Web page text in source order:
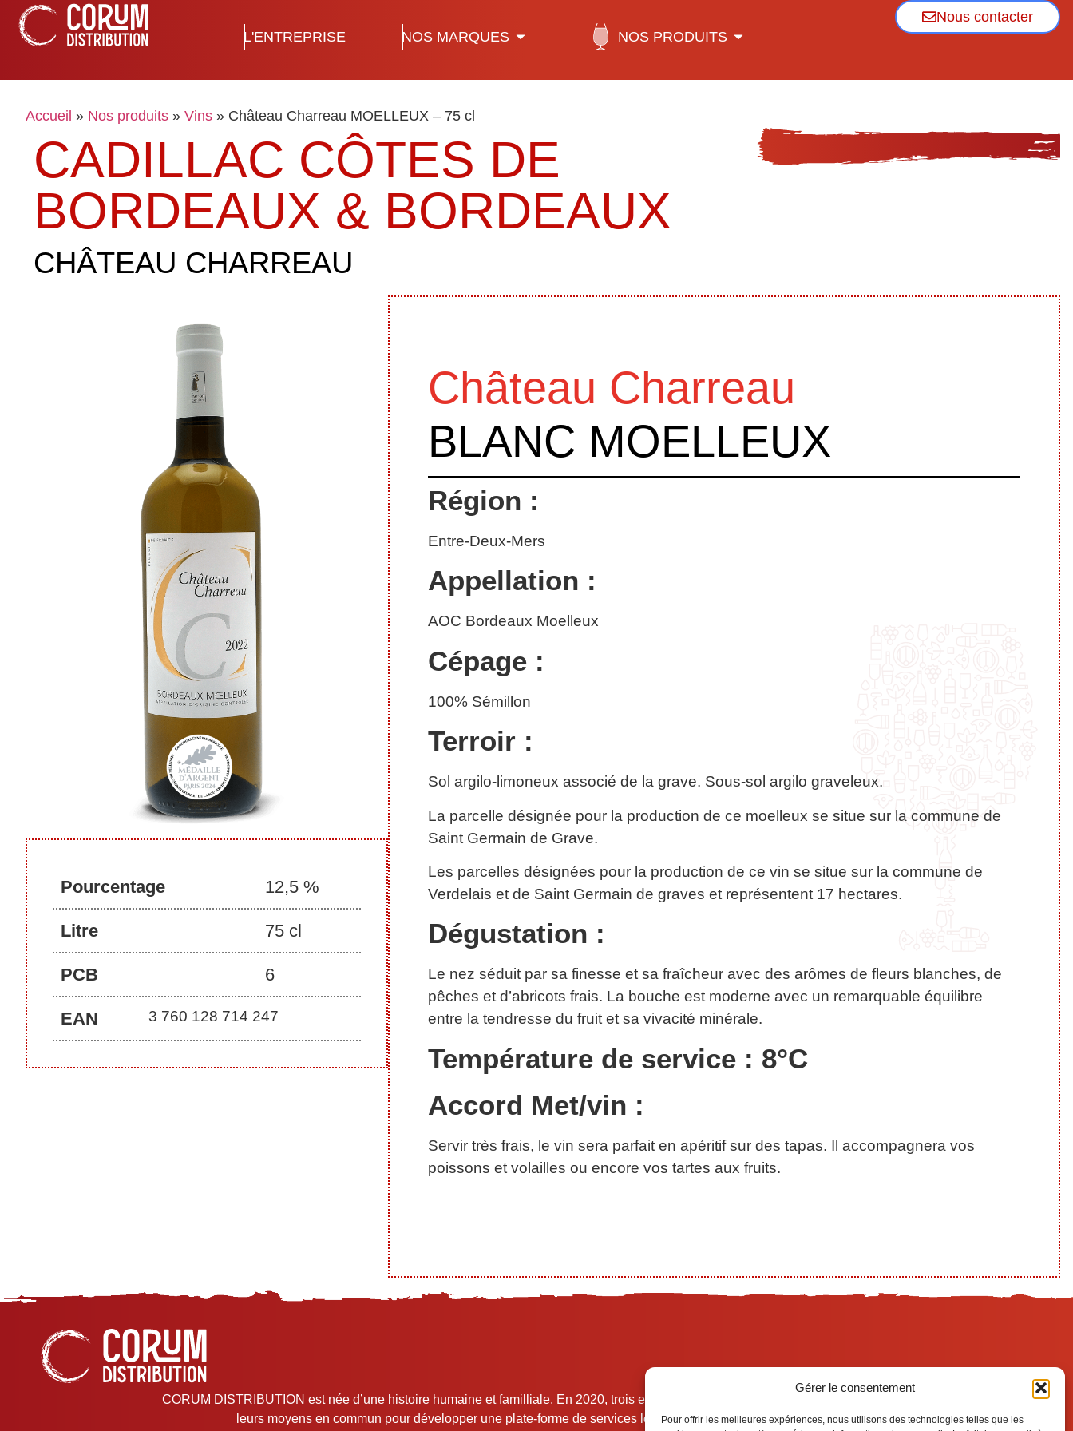
Gérer le consentement
Pour offrir les meilleures expériences, nous utilisons des technologies telles que les
L'ENTREPRISE NOS MARQUES NOS PRODUITS
Nous contacter
Accueil » Nos produits » Vins » Château Charreau MOELLEUX – 75 cl
CADILLAC CÔTES DE
BORDEAUX & BORDEAUX
CHÂTEAU CHARREAU
Pourcentage 12,5 %
Litre 75 cl
PCB 6
EAN 3 760 128 714 247
Château Charreau
BLANC MOELLEUX
Région :
Entre-Deux-Mers
Appellation :
AOC Bordeaux Moelleux
Cépage :
100% Sémillon
Terroir :
Sol argilo-limoneux associé de la grave. Sous-sol argilo graveleux.
La parcelle désignée pour la production de ce moelleux se situe sur la commune de
Saint Germain de Grave.
Les parcelles désignées pour la production de ce vin se situe sur la commune de
Verdelais et de Saint Germain de graves et représentent 17 hectares.
Dégustation :
Le nez séduit par sa finesse et sa fraîcheur avec des arômes de fleurs blanches, de
pêches et d’abricots frais. La bouche est moderne avec un remarquable équilibre
entre la tendresse du fruit et sa vivacité minérale.
Température de service : 8°C
Accord Met/vin :
Servir très frais, le vin sera parfait en apéritif sur des tapas. Il accompagnera vos
poissons et volailles ou encore vos tartes aux fruits.
CORUM DISTRIBUTION est née d’une histoire humaine et familliale. En 2020, trois entreprises artisanales complémentaires mettent
leurs moyens en commun pour développer une plate-forme de services logistiques et commerciale unique.